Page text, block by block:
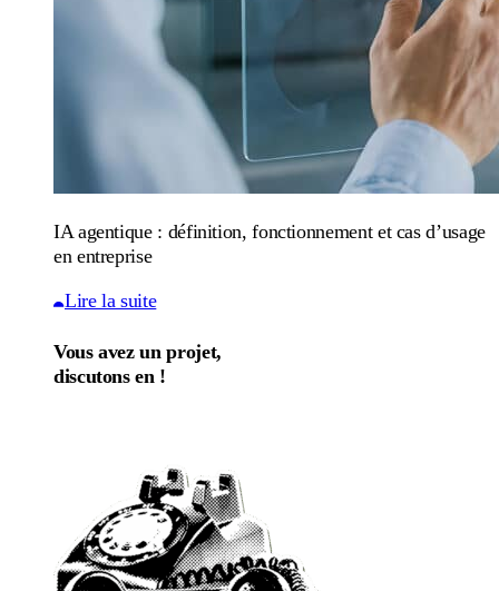
IA agentique : définition, fonctionnement et cas d’usage
en entreprise
Lire la suite
Vous avez un projet,
discutons en !